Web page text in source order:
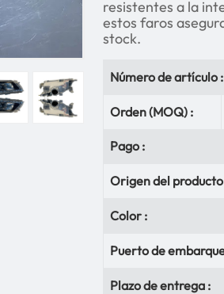
resistentes a la
estos faros
stock.
Número de artículo :
Orden (MOQ) :
Pago :
Origen del
Color :
Puerto de
Plazo de entrega :